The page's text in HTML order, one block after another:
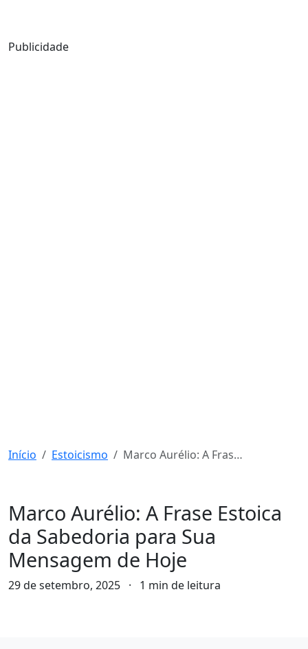
Publicidade
Início Estoicismo Marco Aurélio: A Frase Estoica da Sabedoria para Sua Mensagem de Hoje
Marco Aurélio: A Frase Estoica
da Sabedoria para Sua
Mensagem de Hoje
29 de setembro, 2025 · 1 min de leitura